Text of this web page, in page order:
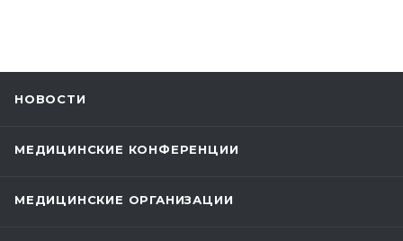
НОВОСТИ
МЕДИЦИНСКИЕ КОНФЕРЕНЦИИ
МЕДИЦИНСКИЕ ОРГАНИЗАЦИИ